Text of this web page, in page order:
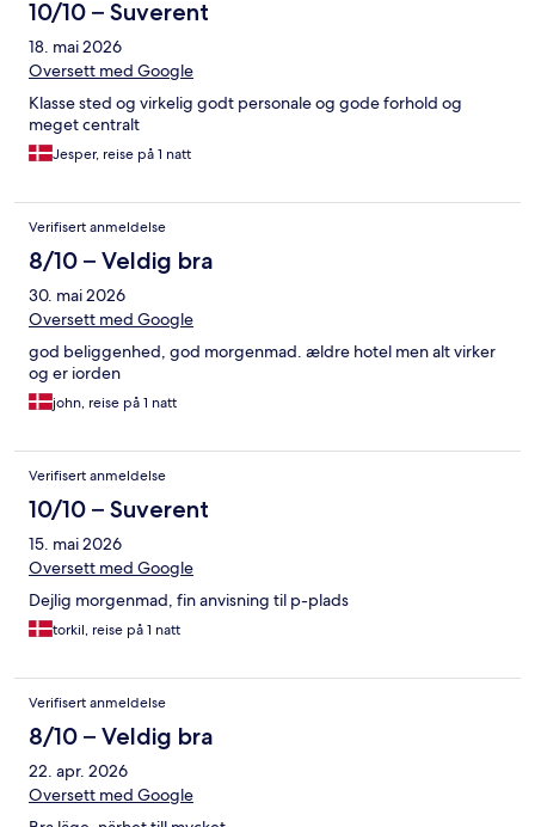
10/10 – Suverent
18. mai 2026
Oversett med Google
Klasse sted og virkelig godt personale og gode forhold og
meget centralt
Jesper, reise på 1 natt
Verifisert anmeldelse
8/10 – Veldig bra
30. mai 2026
Oversett med Google
god beliggenhed, god morgenmad. ældre hotel men alt virker
og er iorden
john, reise på 1 natt
Verifisert anmeldelse
10/10 – Suverent
15. mai 2026
Oversett med Google
Dejlig morgenmad, fin anvisning til p-plads
torkil, reise på 1 natt
Verifisert anmeldelse
8/10 – Veldig bra
22. apr. 2026
Oversett med Google